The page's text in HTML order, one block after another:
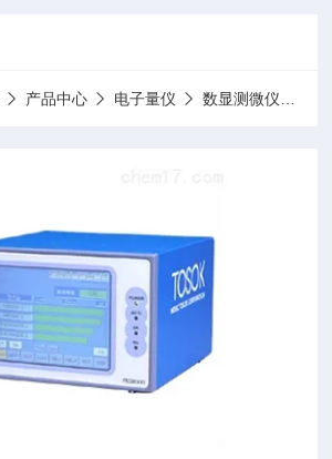
产品中心 电子量仪 数显测微仪